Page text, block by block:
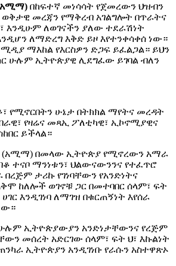
በከፍተኛ መነሳሳት የጀመረውን ህዝብን
መረጃን የማቅረብ አገልግሎት በጥራትና
እንዲሁም ለወገናችን ያለው ተደራሽነት
ለማድረግ እቅድ ይዞ እየተንቀሳቀሰ ነው።
ማእከል የእርስዎን ድጋፍ ይፈልጋል። ይህን
ሁሉም ኢትዮጵያዊ ሊደግፈው ይገባል ብለን
የሚኖርበትን ሁኔታ በትክክል ማየትና መረዳት
የዛሬና መጻኢ ፖለቲካዊ፣ ኢኮኖሚያዊና
ይችላል።
(አሚማ) በመላው ኢትዮጵያ የሚኖረውን አማራ
ተናቦ ማንነቱን፣ ህልውናውንንና የተፈጥሮ
ታሪኩ የገነባቸውን የአንድነትና
ከለሎች ወገኖቹ ጋር በመተባበር ሰላም፣ ፍት
እንዲገነባ ለማገዝ በቁርጠኝነት እየሰራ
ኢትዮጵያውያን አንድነታቸውንና የረጅም
መሰረት አድርገው ሰላም፣ ፍት ህ፣ እኩልነት
ጠንካራ ኢትዮጵያን አንዲገነቡ የራሱን አስተዋጽኦ